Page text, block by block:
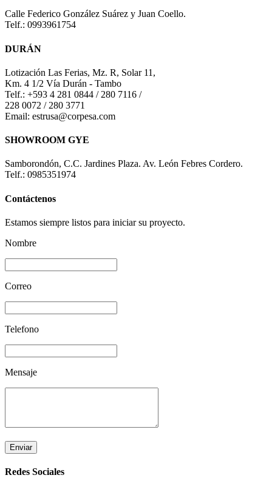
Calle Federico González Suárez y Juan Coello.
Telf.: 0993961754
DURÁN
Lotización Las Ferias, Mz. R, Solar 11,
Km. 4 1/2 Vía Durán - Tambo
Telf.: +593 4 281 0844 / 280 7116 /
228 0072 / 280 3771
Email: estrusa@corpesa.com
SHOWROOM GYE
Samborondón, C.C. Jardines Plaza. Av. León Febres Cordero.
Telf.: 0985351974
Contáctenos
Estamos siempre listos para iniciar su proyecto.
Nombre
Correo
Telefono
Mensaje
Enviar
Redes Sociales